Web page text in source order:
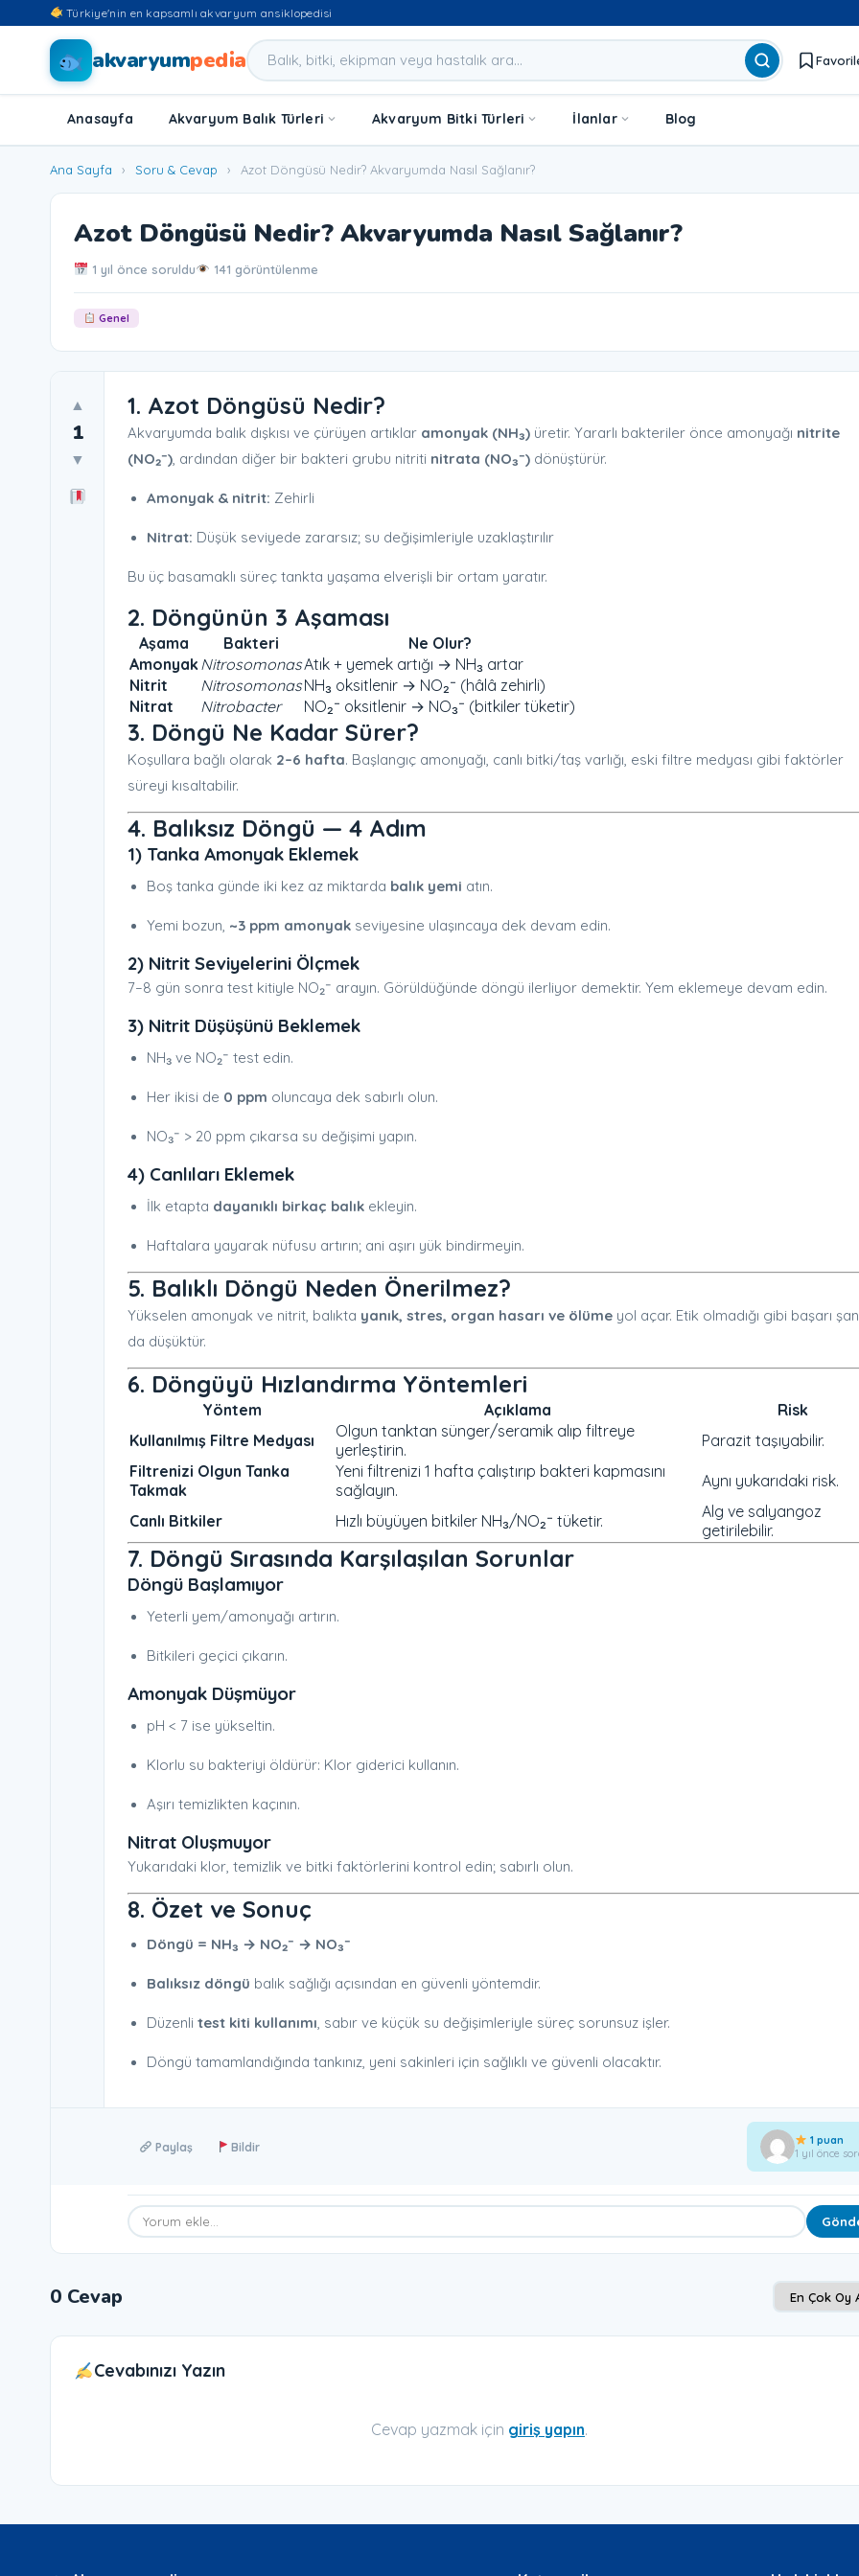
Türkiye'nin en kapsamlı akvaryum ansiklopedisi
akvaryumpedia
Anasayfa Akvaryum Balık Türleri Akvaryum Bitki Türleri İlanlar Blog
Ana Sayfa › Soru & Cevap › Azot Döngüsü Nedir? Akvaryumda Nasıl Sağlanır?
Azot Döngüsü Nedir? Akvaryumda Nasıl Sağlanır?
1 yıl önce soruldu 141 görüntülenme
Genel
▲
1
▼
1. Azot Döngüsü Nedir?
Akvaryumda balık dışkısı ve çürüyen artıklar amonyak (NH₃) üretir. Yararlı bakteriler önce amonyağı nitrite
(NO₂⁻), ardından diğer bir bakteri grubu nitriti nitrata (NO₃⁻) dönüştürür.
Amonyak & nitrit: Zehirli
Nitrat: Düşük seviyede zararsız; su değişimleriyle uzaklaştırılır
Bu üç basamaklı süreç tankta yaşama elverişli bir ortam yaratır.
2. Döngünün 3 Aşaması
Aşama Bakteri
Ne Olur?
AmonyakNitrosomonasAtık + yemek artığı → NH₃ artar
Nitrit
NitrosomonasNH₃ oksitlenir → NO₂⁻ (hâlâ zehirli)
Nitrat
Nitrobacter NO₂⁻ oksitlenir → NO₃⁻ (bitkiler tüketir)
3. Döngü Ne Kadar Sürer?
Koşullara bağlı olarak 2–6 hafta. Başlangıç amonyağı, canlı bitki/taş varlığı, eski filtre medyası gibi faktörler
süreyi kısaltabilir.
4. Balıksız Döngü — 4 Adım
1) Tanka Amonyak Eklemek
Boş tanka günde iki kez az miktarda balık yemi atın.
Yemi bozun, ~3 ppm amonyak seviyesine ulaşıncaya dek devam edin.
2) Nitrit Seviyelerini Ölçmek
7–8 gün sonra test kitiyle NO₂⁻ arayın. Görüldüğünde döngü ilerliyor demektir. Yem eklemeye devam edin.
3) Nitrit Düşüşünü Beklemek
NH₃ ve NO₂⁻ test edin.
Her ikisi de 0 ppm oluncaya dek sabırlı olun.
NO₃⁻ > 20 ppm çıkarsa su değişimi yapın.
4) Canlıları Eklemek
İlk etapta dayanıklı birkaç balık ekleyin.
Haftalara yayarak nüfusu artırın; ani aşırı yük bindirmeyin.
5. Balıklı Döngü Neden Önerilmez?
Yükselen amonyak ve nitrit, balıkta yanık, stres, organ hasarı ve ölüme yol açar. Etik olmadığı gibi başarı
da düşüktür.
6. Döngüyü Hızlandırma Yöntemleri
Yöntem Açıklama
Risk
Kullanılmış Filtre Medyası
Olgun tanktan sünger/seramik alıp filtreye
yerleştirin.
Parazit taşıyabilir.
Filtrenizi Olgun Tanka
Takmak
Yeni filtrenizi 1 hafta çalıştırıp bakteri kapmasını
sağlayın.
Aynı yukarıdaki risk.
Canlı Bitkiler Hızlı büyüyen bitkiler NH₃/NO₂⁻ tüketir.
Alg ve salyangoz
getirilebilir.
7. Döngü Sırasında Karşılaşılan Sorunlar
Döngü Başlamıyor
Yeterli yem/amonyağı artırın.
Bitkileri geçici çıkarın.
Amonyak Düşmüyor
pH < 7 ise yükseltin.
Klorlu su bakteriyi öldürür: Klor giderici kullanın.
Aşırı temizlikten kaçının.
Nitrat Oluşmuyor
Yukarıdaki klor, temizlik ve bitki faktörlerini kontrol edin; sabırlı olun.
8. Özet ve Sonuç
Döngü = NH₃ → NO₂⁻ → NO₃⁻
Balıksız döngü balık sağlığı açısından en güvenli yöntemdir.
Düzenli test kiti kullanımı, sabır ve küçük su değişimleriyle süreç sorunsuz işler.
Döngü tamamlandığında tankınız, yeni sakinleri için sağlıklı ve güvenli olacaktır.
Paylaş Bildir
1 puan
1 yıl önce
0 Cevap
Cevabınızı Yazın
Cevap yazmak için giriş yapın.